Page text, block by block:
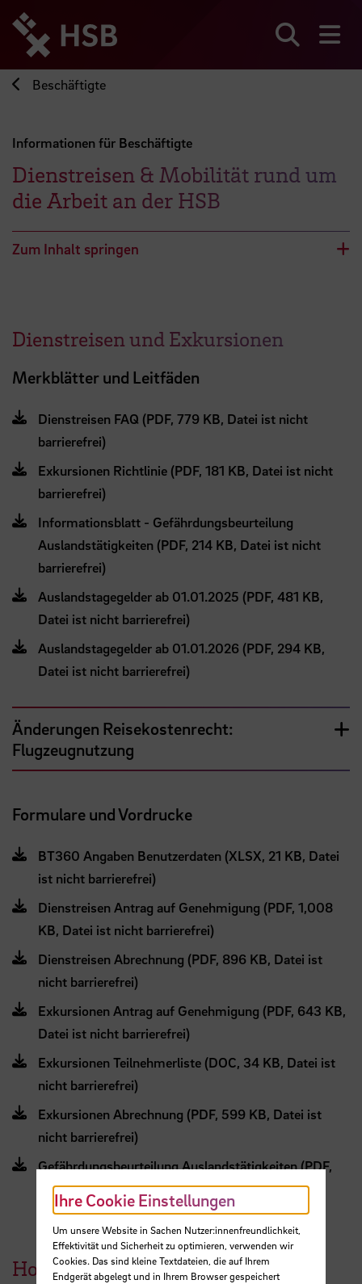
zum
Seiteninhalt
springen
Beschäftigte
Informationen für Beschäftigte
Dienstreisen & Mobilität rund um
die Arbeit an der HSB
Zum Inhalt springen
Dienstreisen und Exkursionen
Merkblätter und Leitfäden
Dienstreisen FAQ (PDF, 779 KB, Datei ist nicht
barrierefrei)
Exkursionen Richtlinie (PDF, 181 KB, Datei ist nicht
barrierefrei)
Informationsblatt - Gefährdungsbeurteilung
Auslandstätigkeiten (PDF, 214 KB, Datei ist nicht
barrierefrei)
Auslandstagegelder ab 01.01.2025 (PDF, 481 KB,
Datei ist nicht barrierefrei)
Auslandstagegelder ab 01.01.2026 (PDF, 294 KB,
Datei ist nicht barrierefrei)
Änderungen Reisekostenrecht:
Flugzeugnutzung
Formulare und Vordrucke
BT360 Angaben Benutzerdaten (XLSX, 21 KB, Datei
ist nicht barrierefrei)
Dienstreisen Antrag auf Genehmigung (PDF, 1,008
KB, Datei ist nicht barrierefrei)
Dienstreisen Abrechnung (PDF, 896 KB, Datei ist
nicht barrierefrei)
Exkursionen Antrag auf Genehmigung (PDF, 643 KB,
Datei ist nicht barrierefrei)
Exkursionen Teilnehmerliste (DOC, 34 KB, Datei ist
nicht barrierefrei)
Exkursionen Abrechnung (PDF, 599 KB, Datei ist
nicht barrierefrei)
Gefährdungsbeurteilung Auslandstätigkeiten (PDF,
303 KB, Datei ist nicht barrierefrei)
Hotels
Ihre Cookie Einstellungen
Um unsere Website in Sachen Nutzer:innenfreundlichkeit,
Effektivität und Sicherheit zu optimieren, verwenden wir
Cookies. Das sind kleine Textdateien, die auf Ihrem
Endgerät abgelegt und in Ihrem Browser gespeichert